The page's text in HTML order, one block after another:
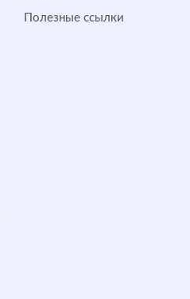
Полезные ссылки